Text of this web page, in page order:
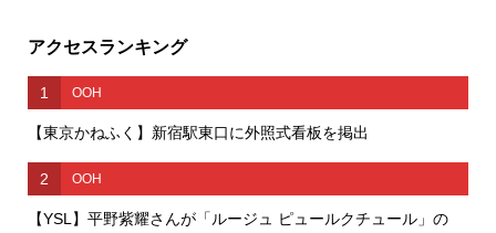
アクセスランキング
1 OOH
【東京かねふく】新宿駅東口に外照式看板を掲出
2 OOH
【YSL】平野紫耀さんが「ルージュ ピュールクチュール」の